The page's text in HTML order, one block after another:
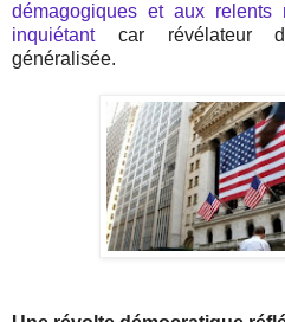
démagogiques et aux
inquiétantcar révélateur
généralisée.